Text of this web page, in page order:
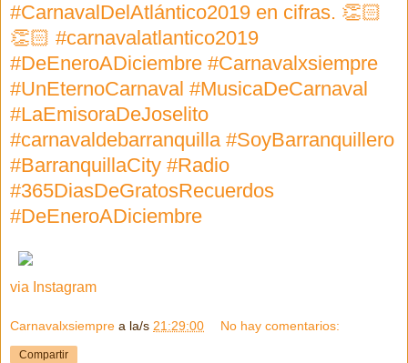
#CarnavalDelAtlántico2019 en cifras. 👏🏻
👏🏻 #carnavalatlantico2019
#DeEneroADiciembre #Carnavalxsiempre
#UnEternoCarnaval #MusicaDeCarnaval
#LaEmisoraDeJoselito
#carnavaldebarranquilla #SoyBarranquillero
#BarranquillaCity #Radio
#365DiasDeGratosRecuerdos
#DeEneroADiciembre
via Instagram
Carnavalxsiempre a la/s 21:29:00 No hay comentarios:
Compartir